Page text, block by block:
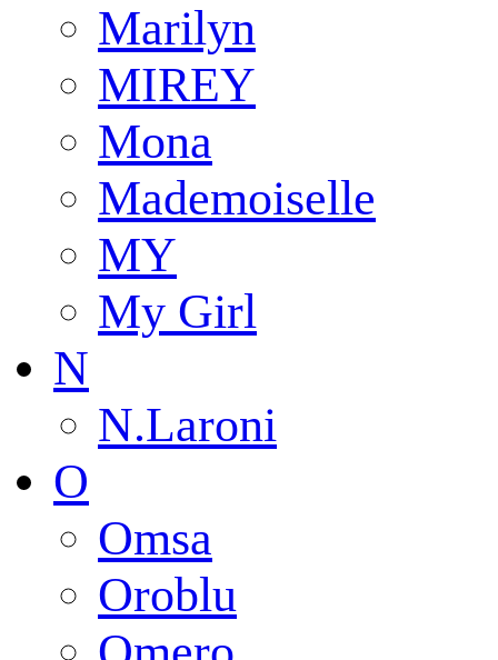
Marilyn
MIREY
Mona
Mademoiselle
MY
My Girl
N
N.Laroni
O
Omsa
Oroblu